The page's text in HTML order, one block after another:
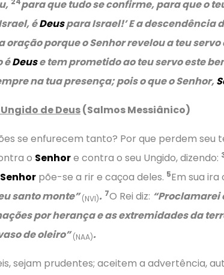
para que tudo se confirme, para que o
éDeuspara Israel!’ E a descendência
oração porque o Senhor revelou a teu
éDeuse tem prometido ao teu servo este
na tua presença; pois o que o Senhor,
de Deus(Salmos Messiânico)
se enfurecem tanto? Por que perdem seu
o Senhore contra o seu Ungido, dizendo:
Senhor põe-se a rir e caçoa deles. 5Em sua
santo monte”(NVI). 7O Rei diz: “Proclamarei
por herança e as extremidades da
de oleiro”(NAA).
sejam prudentes; aceitem a advertência,